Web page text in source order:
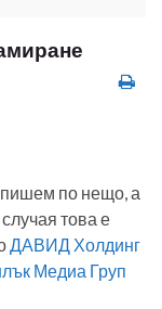
пишем по нещо, а
това е
ДАВИД Холдинг
Медиа Груп